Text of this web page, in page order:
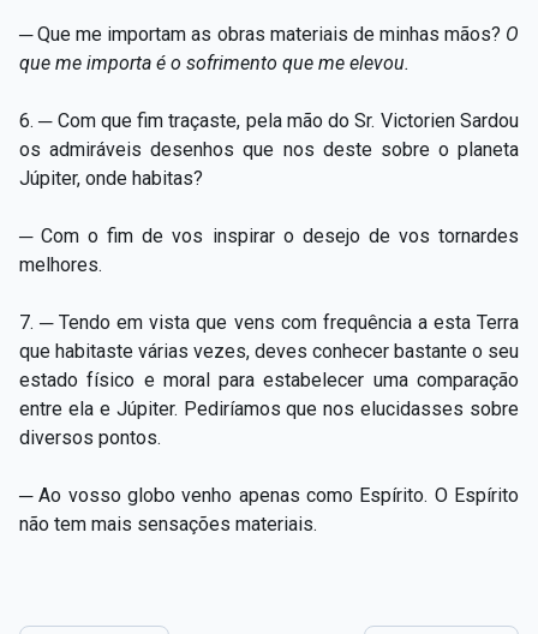
─ Que me importam as obras materiais de minhas mãos? O
que me importa é o sofrimento que me elevou.
6. ─ Com que fim traçaste, pela mão do Sr. Victorien Sardou
os admiráveis desenhos que nos deste sobre o planeta
Júpiter, onde habitas?
─ Com o fim de vos inspirar o desejo de vos tornardes
melhores.
7. ─ Tendo em vista que vens com frequência a esta Terra
que habitaste várias vezes, deves conhecer bastante o seu
estado físico e moral para estabelecer uma comparação
entre ela e Júpiter. Pediríamos que nos elucidasses sobre
diversos pontos.
─ Ao vosso globo venho apenas como Espírito. O Espírito
não tem mais sensações materiais.